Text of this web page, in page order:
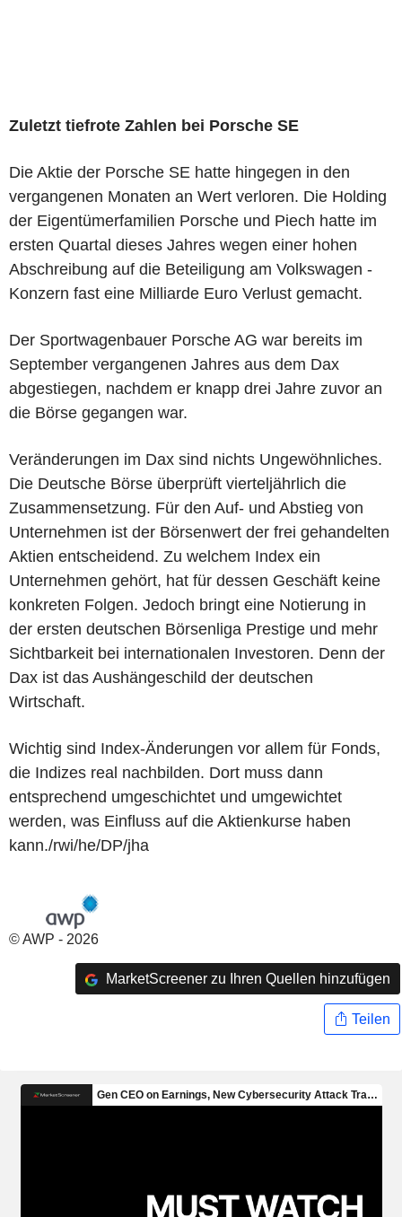
Zuletzt tiefrote Zahlen bei Porsche SE
Die Aktie der Porsche SE hatte hingegen in den
vergangenen Monaten an Wert verloren. Die Holding
der Eigentümerfamilien Porsche und Piech hatte im
ersten Quartal dieses Jahres wegen einer hohen
Abschreibung auf die Beteiligung am Volkswagen -
Konzern fast eine Milliarde Euro Verlust gemacht.
Der Sportwagenbauer Porsche AG war bereits im
September vergangenen Jahres aus dem Dax
abgestiegen, nachdem er knapp drei Jahre zuvor an
die Börse gegangen war.
Veränderungen im Dax sind nichts Ungewöhnliches.
Die Deutsche Börse überprüft vierteljährlich die
Zusammensetzung. Für den Auf- und Abstieg von
Unternehmen ist der Börsenwert der frei gehandelten
Aktien entscheidend. Zu welchem Index ein
Unternehmen gehört, hat für dessen Geschäft keine
konkreten Folgen. Jedoch bringt eine Notierung in
der ersten deutschen Börsenliga Prestige und mehr
Sichtbarkeit bei internationalen Investoren. Denn der
Dax ist das Aushängeschild der deutschen
Wirtschaft.
Wichtig sind Index-Änderungen vor allem für Fonds,
die Indizes real nachbilden. Dort muss dann
entsprechend umgeschichtet und umgewichtet
werden, was Einfluss auf die Aktienkurse haben
kann./rwi/he/DP/jha
© AWP - 2026
MarketScreener zu Ihren Quellen hinzufügen
Teilen